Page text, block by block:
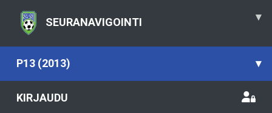
SEURANAVIGOINTI ▾
P13 (2013) ▾
KIRJAUDU